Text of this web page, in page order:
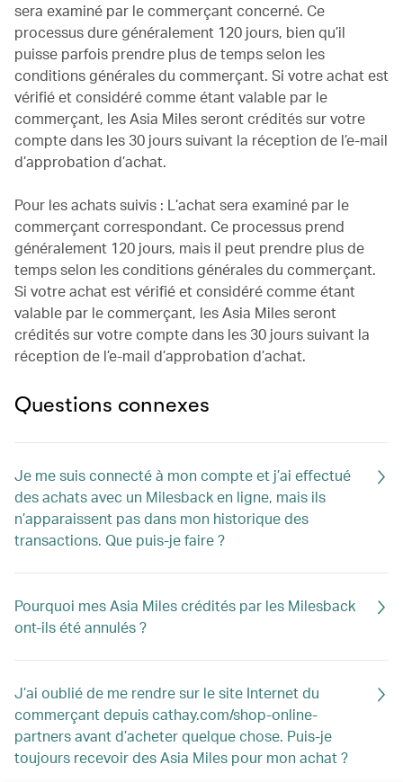
sera examiné par le commerçant concerné. Ce
processus dure généralement 120 jours, bien qu’il
puisse parfois prendre plus de temps selon les
conditions générales du commerçant. Si votre achat est
vérifié et considéré comme étant valable par le
commerçant, les Asia Miles seront crédités sur votre
compte dans les 30 jours suivant la réception de l’e-mail
d’approbation d’achat.
Pour les achats suivis : L’achat sera examiné par le
commerçant correspondant. Ce processus prend
généralement 120 jours, mais il peut prendre plus de
temps selon les conditions générales du commerçant.
Si votre achat est vérifié et considéré comme étant
valable par le commerçant, les Asia Miles seront
crédités sur votre compte dans les 30 jours suivant la
réception de l’e-mail d’approbation d’achat.
Questions connexes
Je me suis connecté à mon compte et j’ai effectué
des achats avec un Milesback en ligne, mais ils
n’apparaissent pas dans mon historique des
transactions. Que puis-je faire ?
Pourquoi mes Asia Miles crédités par les Milesback
ont-ils été annulés ?
J’ai oublié de me rendre sur le site Internet du
commerçant depuis cathay.com/shop-online-
partners avant d’acheter quelque chose. Puis-je
toujours recevoir des Asia Miles pour mon achat ?